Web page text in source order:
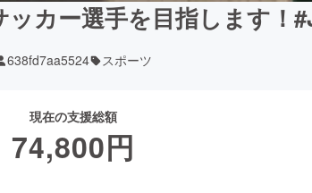
カー選手を目指します！
638fd7aa5524 スポーツ
現在の支援総額
74,800円